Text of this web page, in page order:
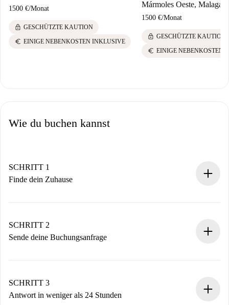
1500 €/Monat
lock GESCHÜTZTE KAUTION
euro EINIGE NEBENKOSTEN INKLUSIVE
Mármoles Oeste, Malaga
1500 €/Monat
lock GESCHÜTZTE KAUTION
euro EINIGE NEBENKOSTEN
Wie du buchen kannst
SCHRITT 1
Finde dein Zuhause
Du erhältst alle notwendigen Informationen im Voraus.
SCHRITT 2
Sende deine Buchungsanfrage
Denk daran, dass wir dich erst belasten, wenn der
Vermieter zustimmt.
SCHRITT 3
Antwort in weniger als 24 Stunden